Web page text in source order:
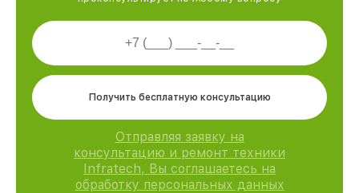
Получить бесплатную консультацию
Отправляя заявку на
консультацию и ремонт техники
Infratech, Вы соглашаетесь на
обработку персональных данных